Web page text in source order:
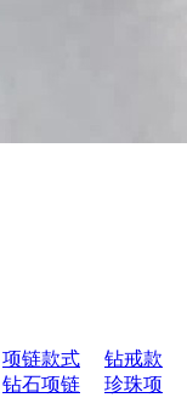
项链款式
钻戒款
钻石项链
珍珠项